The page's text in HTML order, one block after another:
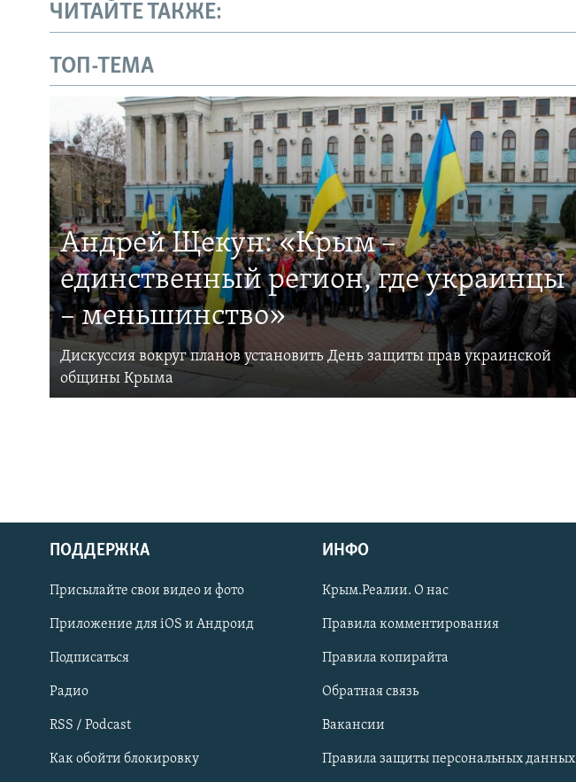
Українською
Qırımtatar
ПРИСОЕДИНЯЙТЕСЬ!
ЧИТАЙТЕ ТАКЖЕ:
ТОП-ТЕМА
Андрей Щекун: «Крым –
единственный регион, где украинцы
– меньшинство»
Дискуссия вокруг планов установить День защиты прав украинской
общины Крыма
ПОДДЕРЖКА
Присылайте свои видео и фото
Приложение для iOS и Андроид
Подписаться
Радио
RSS / Podcast
Как обойти блокировку
ИНФО
Крым.Реалии. О нас
Правила комментирования
Правила копирайта
Обратная связь
Вакансии
Правила защиты персональных данных